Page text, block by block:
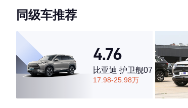
4.79
·外观表现较为优秀，优于69%同级车
·内饰表现较为优秀，优于67%同级车
·空间表现一般，低于52%同级车
同级车推荐
4.76
比亚迪 护卫舰07
17.98-25.98万